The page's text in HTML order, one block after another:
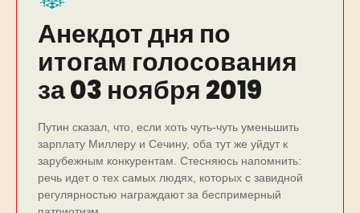
Анекдот дня по
итогам голосования
за 03 ноября 2019
Путин сказал, что, если хоть чуть-чуть уменьшить
зарплату Миллеру и Сечину, оба тут же уйдут к
зарубежным конкурентам. Стесняюсь напомнить:
речь идет о тех самых людях, которых с завидной
регулярностью награждают за беспримерный